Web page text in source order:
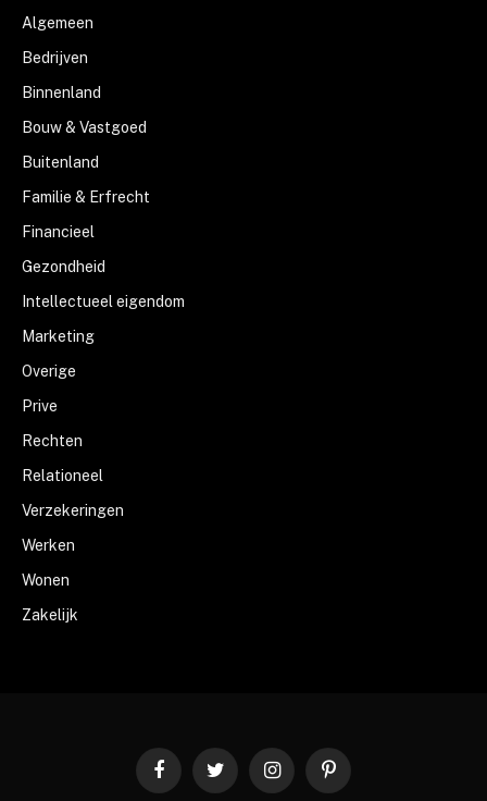
Algemeen
Bedrijven
Binnenland
Bouw & Vastgoed
Buitenland
Familie & Erfrecht
Financieel
Gezondheid
Intellectueel eigendom
Marketing
Overige
Prive
Rechten
Relationeel
Verzekeringen
Werken
Wonen
Zakelijk
FacebookTwitter InstagramPinterest